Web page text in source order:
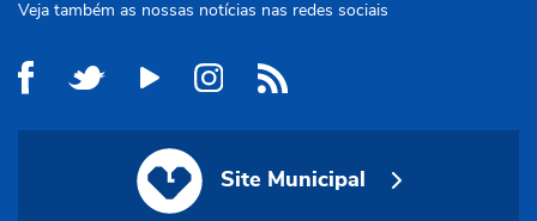
Veja também as nossas notícias nas redes sociais
Site Municipal